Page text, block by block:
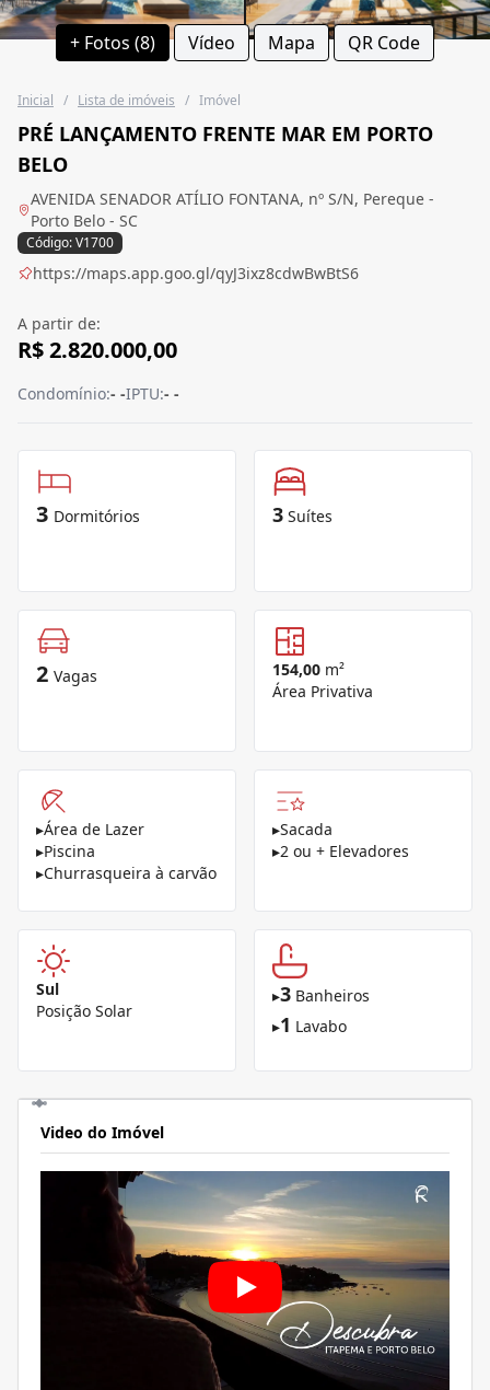
+ Fotos (8) Vídeo Mapa QR Code
Inicial / Lista de imóveis / Imóvel
PRÉ LANÇAMENTO FRENTE MAR EM PORTO
BELO
AVENIDA SENADOR ATÍLIO FONTANA, nº S/N, Pereque -
Porto Belo - SC
Código: V1700
https://maps.app.goo.gl/qyJ3ixz8cdwBwBtS6
A partir de:
R$ 2.820.000,00
Condomínio:- -IPTU:- -
3 Dormitórios 3 Suítes
2 Vagas 154,00 m²
Área Privativa
▸Área de Lazer
▸Piscina
▸Churrasqueira à carvão
▸Sacada
▸2 ou + Elevadores
Sul
Posição Solar
▸3 Banheiros
▸1 Lavabo
Video do Imóvel